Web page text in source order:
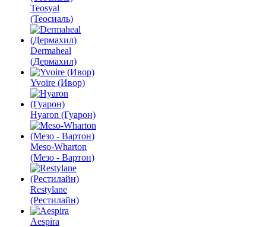
Teosyal
(Теосиаль)
Dermaheal
(Дермахил)
Yvoire (Ивор)
Hyaron (Гуарон)
Meso-Wharton
(Мезо - Вартон)
Restylane
(Рестилайн)
Aespira